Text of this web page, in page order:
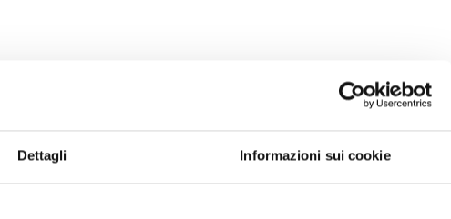
Dettagli Informazioni sui cookie